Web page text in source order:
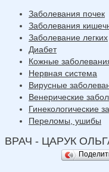
Заболевания почек
Заболевания
Заболевание легких
Диабет
Кожные
Нервная система
Вирусные
Венерические
Гинекологические
Переломы, ушибы
ВРАЧ - ЦАРУК